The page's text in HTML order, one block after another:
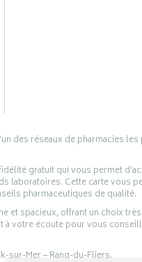
des réseaux de pharmacies
gratuit qui vous permet
Cette carte vous
pharmaceutiques de qualité.
et spacieux, offrant un choix
votre écoute pour vous
sur-Mer – Rang-du-Fliers.